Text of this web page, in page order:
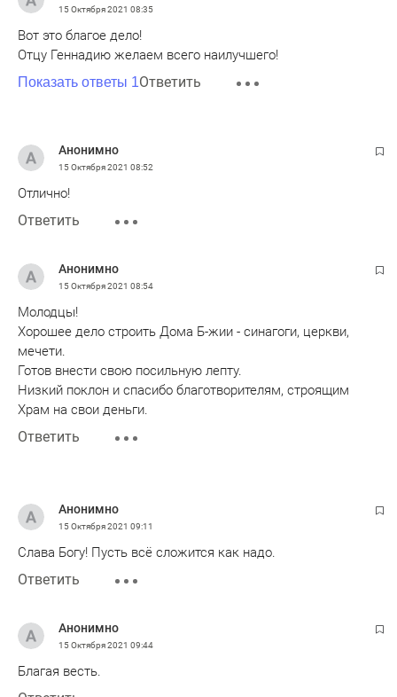
15 Октября 2021 08:35
Вот это благое дело!
Отцу Геннадию желаем всего наилучшего!
Показать ответы 1Ответить
Анонимно
15 Октября 2021 08:52
Отлично!
Ответить
Анонимно
15 Октября 2021 08:54
Молодцы!
Хорошее дело строить Дома Б-жии - синагоги, церкви,
мечети.
Готов внести свою посильную лепту.
Низкий поклон и спасибо благотворителям, строящим
Храм на свои деньги.
Ответить
Анонимно
15 Октября 2021 09:11
Слава Богу! Пусть всё сложится как надо.
Ответить
Анонимно
15 Октября 2021 09:44
Благая весть.